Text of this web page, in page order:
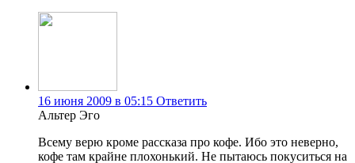
16 июня 2009 в 05:15 Ответить
Альтер Эго
Всему верю кроме рассказа про кофе. Ибо это неверно,
кофе там крайне плохонький. Не пытаюсь покуситься на